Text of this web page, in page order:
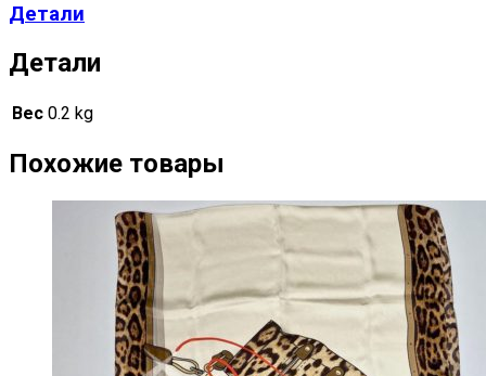
Детали
Детали
Вес 0.2 kg
Похожие товары